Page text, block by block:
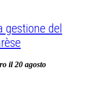
gestione del
il 20 agosto